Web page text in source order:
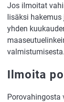
Jos ilmoitat
lisäksi hakemus
yhden
valmistumisesta.
Ilmoita
Porovahingosta